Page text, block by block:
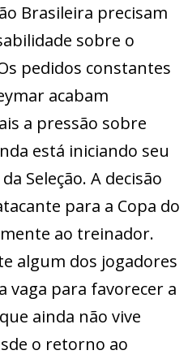
Brasileira precisam
sobre o
pedidos constantes
acabam
a pressão sobre
está iniciando seu
Seleção. A decisão
para a Copa do
ao treinador.
algum dos jogadores
para favorecer a
ainda não vive
o retorno ao